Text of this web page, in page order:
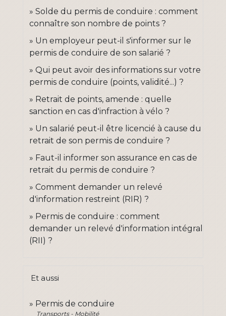
Solde du permis de conduire : comment
connaître son nombre de points ?
Un employeur peut-il s'informer sur le
permis de conduire de son salarié ?
Qui peut avoir des informations sur votre
permis de conduire (points, validité...) ?
Retrait de points, amende : quelle
sanction en cas d'infraction à vélo ?
Un salarié peut-il être licencié à cause du
retrait de son permis de conduire ?
Faut-il informer son assurance en cas de
retrait du permis de conduire ?
Comment demander un relevé
d'information restreint (RIR) ?
Permis de conduire : comment
demander un relevé d'information intégral
(RII) ?
Et aussi
Permis de conduire
Transports - Mobilité